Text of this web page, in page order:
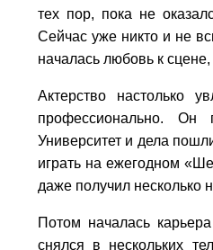
тех пор, пока не
Сейчас уже никто и не
началась любовь к
Актерство настолько
профессионально. Он
Университет и дела
играть на ежегодном
даже получил несколько
Потом началась
снялся в нескольких